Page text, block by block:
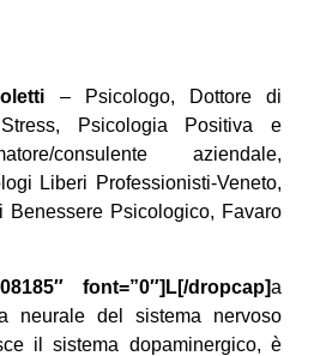
– Psicologo, Dottore di
Psicologia Positiva e
consulente aziendale,
Liberi Professionisti-Veneto,
Benessere Psicologico, Favaro
font=”0″]L[/dropcap]a
neurale del sistema nervoso
il sistema dopaminergico, è